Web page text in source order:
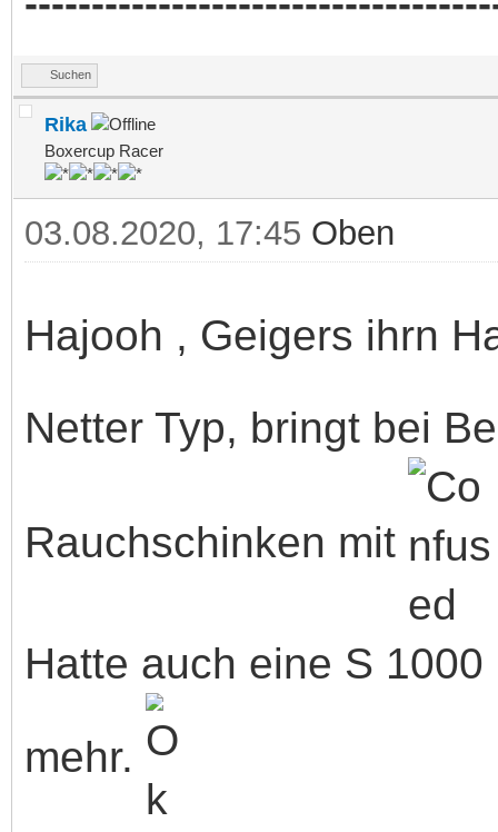
Suchen
Rika
Boxercup Racer
03.08.2020, 17:45 Oben
Hajooh , Geigers ihrn
Netter Typ, bringt bei
Rauchschinken mit
Hatte auch eine S
mehr.